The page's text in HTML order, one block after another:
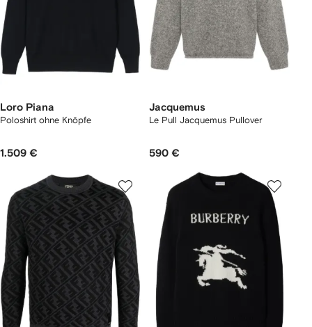
Loro Piana
Poloshirt ohne Knöpfe
1.509 €
Jacquemus
Le Pull Jacquemus Pullover
590 €